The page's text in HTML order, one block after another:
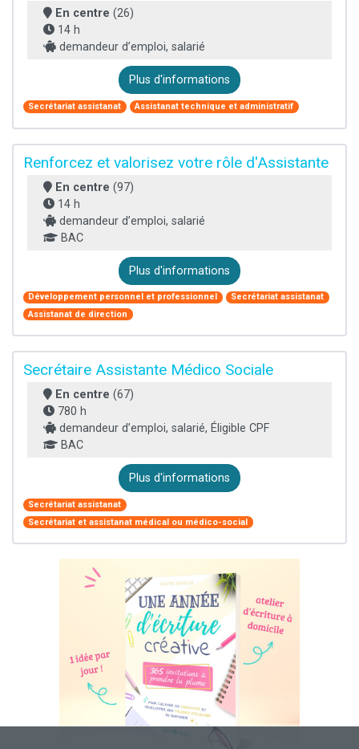
En centre (26)
14 h
demandeur d’emploi, salarié
Plus d'informations
Secrétariat assistanat Assistanat technique et administratif
Renforcez et valorisez votre rôle d'Assistante
En centre (97)
14 h
demandeur d’emploi, salarié
BAC
Plus d'informations
Développement personnel et professionnel
Secrétariat assistanat
Assistanat de direction
Secrétaire Assistante Médico Sociale
En centre (67)
780 h
demandeur d’emploi, salarié, Éligible CPF
BAC
Plus d'informations
Secrétariat assistanat
Secrétariat et assistanat médical ou médico-social